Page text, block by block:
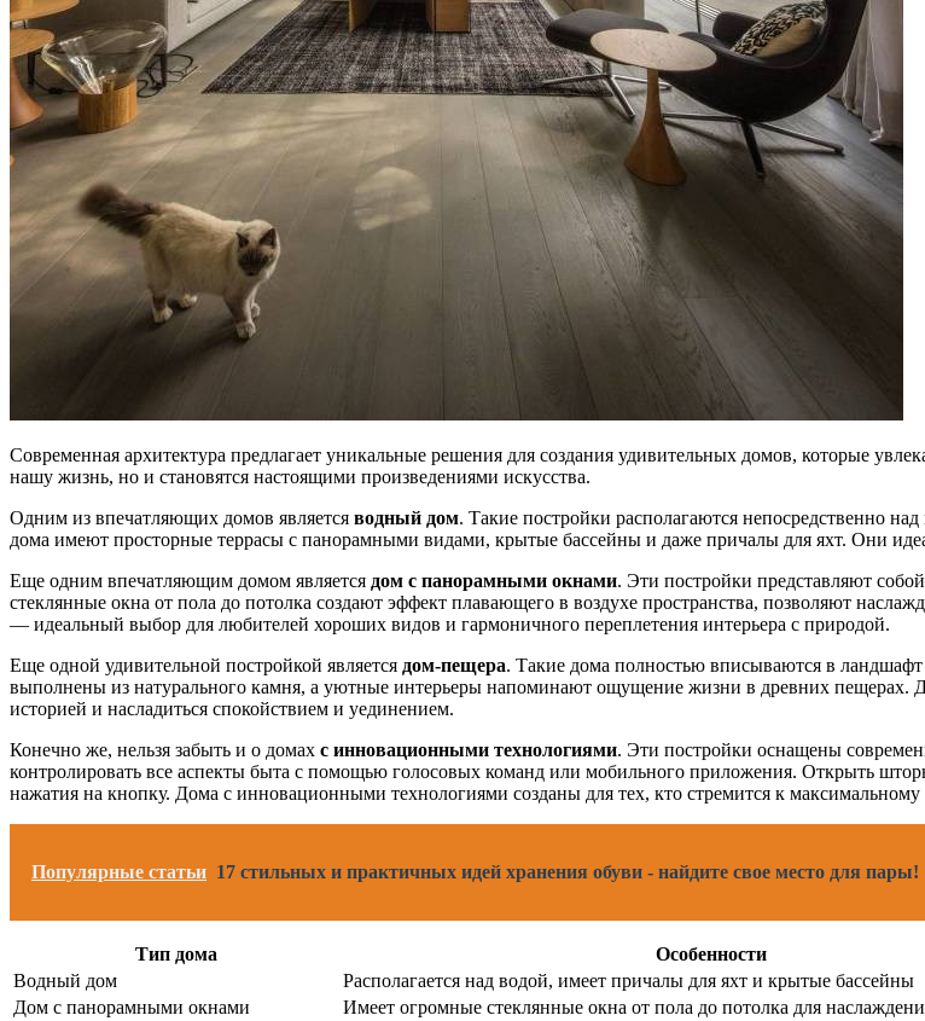
Современная архитектура предлагает уникальные решения для создания удивительных домов, которые
нашу жизнь, но и становятся настоящими произведениями искусства.
Одним из впечатляющих домов является водный дом. Такие постройки располагаются непосредственно
дома имеют просторные террасы с панорамными видами, крытые бассейны и даже причалы для яхт. Они
Еще одним впечатляющим домом является дом с панорамными окнами. Эти постройки представляют
стеклянные окна от пола до потолка создают эффект плавающего в воздухе пространства, позволяют
— идеальный выбор для любителей хороших видов и гармоничного переплетения интерьера с природой.
Еще одной удивительной постройкой является дом-пещера. Такие дома полностью вписываются в
выполнены из натурального камня, а уютные интерьеры напоминают ощущение жизни в древних пещерах.
историей и насладиться спокойствием и уединением.
Конечно же, нельзя забыть и о домах с инновационными технологиями. Эти постройки оснащены
контролировать все аспекты быта с помощью голосовых команд или мобильного приложения. Открыть
нажатия на кнопку. Дома с инновационными технологиями созданы для тех, кто стремится к
Популярные статьи 17 стильных и практичных идей хранения обуви - найдите свое место для пары!
Тип дома
Особенности
Водный дом
Располагается над водой, имеет причалы для яхт и крытые бассейны
Дом с панорамными окнами
Имеет огромные стеклянные окна от пола до потолка для